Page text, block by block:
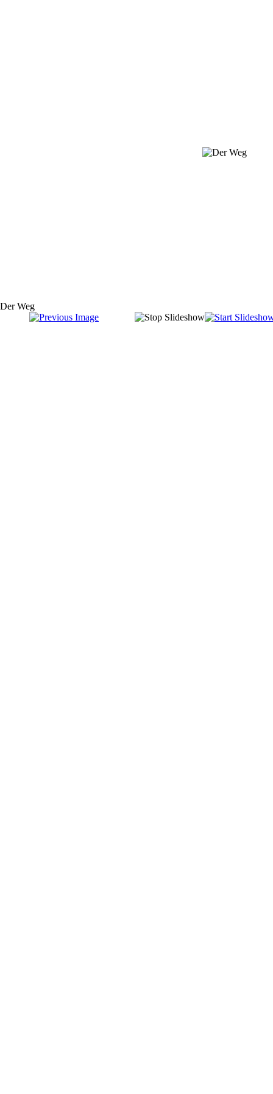
Der Weg